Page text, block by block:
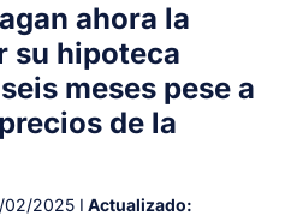
ahora la
su hipoteca
meses pese a
de la
02/2025 I Actualizado: